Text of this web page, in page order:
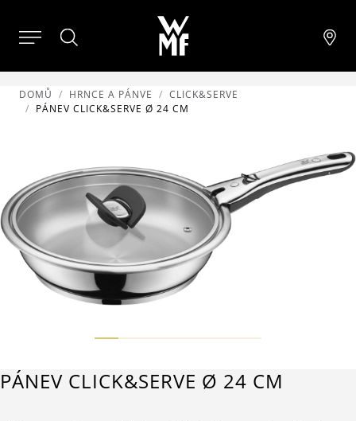
DOMŮ HRNCE A PÁNVE
CLICK&SERVE
PÁNEV CLICK&SERVE Ø 24 CM
PÁNEV CLICK&SERVE Ø 24 CM